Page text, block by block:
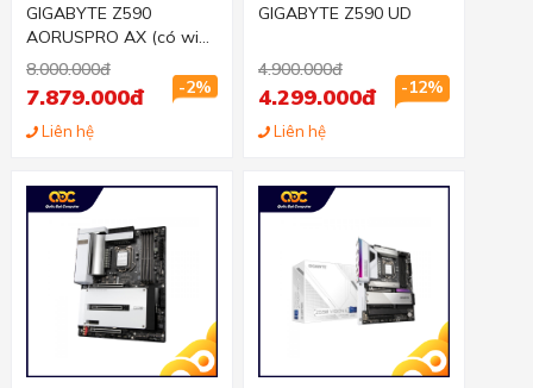
GIGABYTE Z590
AORUSPRO AX (có wifi
6)
8.000.000đ
-2%
7.879.000đ
Liên hệ
GIGABYTE Z590 UD
4.900.000đ
-12%
4.299.000đ
Liên hệ